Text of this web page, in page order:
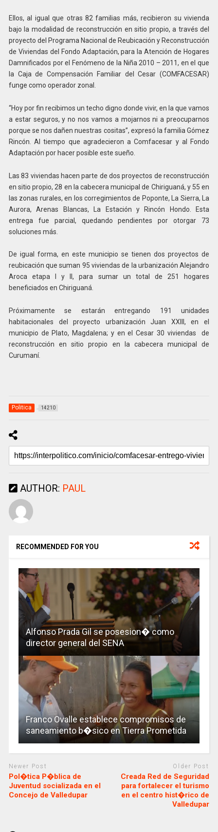
Ellos, al igual que otras 82 familias más, recibieron su vivienda
bajo la modalidad de reconstrucción en sitio propio, a través del
proyecto del Programa Nacional de Reubicación y Reconstrucción
de Viviendas del Fondo Adaptación, para la Atención de Hogares
Damnificados por el Fenómeno de la Niña 2010 – 2011, en el que
la Caja de Compensación Familiar del Cesar (COMFACESAR)
funge como operador zonal.
“Hoy por fin recibimos un techo digno donde vivir, en la que vamos
a estar seguros, y no nos vamos a mojarnos ni a preocuparnos
porque se nos dañen nuestras cositas”, expresó la familia Gómez
Rincón. Al tiempo que agradecieron a Comfacesar y al Fondo
Adaptación por hacer posible este sueño.
Las 83 viviendas hacen parte de dos proyectos de reconstrucción
en sitio propio, 28 en la cabecera municipal de Chiriguaná, y 55 en
las zonas rurales, en los corregimientos de Poponte, La Sierra, La
Aurora, Arenas Blancas, La Estación y Rincón Hondo. Esta
entrega fue parcial, quedando pendientes por otorgar 73
soluciones más.
De igual forma, en este municipio se tienen dos proyectos de
reubicación que suman 95 viviendas de la urbanización Alejandro
Aroca etapa I y II, para sumar un total de 251 hogares
beneficiados en Chiriguaná.
Próximamente se estarán entregando 191 unidades
habitacionales del proyecto urbanización Juan XXIII, en el
municipio de Plato, Magdalena; y en el Cesar 30 viviendas de
reconstrucción en sitio propio en la cabecera municipal de
Curumaní.
Politica 14210
AUTHOR: PAUL
RECOMMENDED FOR YOU
Alfonso Prada Gil se posesion� como
director general del SENA
Franco Ovalle establece compromisos de
saneamiento b�sico en Tierra Prometida
Newer Post
Pol�tica P�blica de
Juventud socializada en el
Concejo de Valledupar
Older Post
Creada Red de Seguridad
para fortalecer el turismo
en el centro hist�rico de
Valledupar